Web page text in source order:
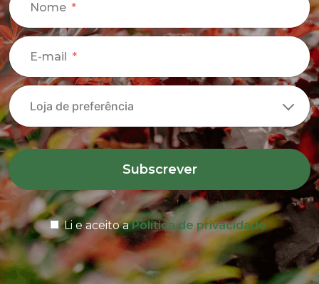
Nome
E-mail
Subscrever
Li e aceito aPolítica de privacidade